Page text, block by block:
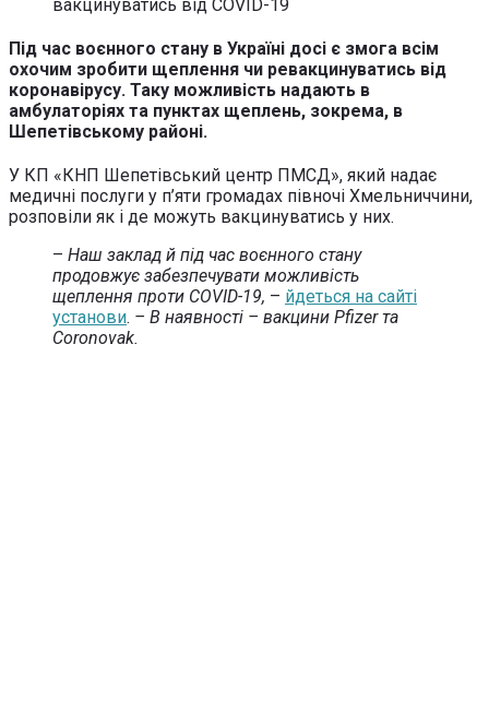
Під час воєнного стану в Україні досі є змога всім
охочим зробити щеплення чи ревакцинуватись від
коронавірусу. Таку можливість надають в
амбулаторіях та пунктах щеплень, зокрема, в
Шепетівському районі.
У КП «КНП Шепетівський центр ПМСД», який надає
медичні послуги у п’яти громадах півночі Хмельниччини,
розповіли як і де можуть вакцинуватись у них.
– Наш заклад й під час воєнного стану
продовжує забезпечувати можливість
щеплення проти COVID-19, – йдеться на сайті
установи. – В наявності – вакцини Pfizer та
Coronovak.